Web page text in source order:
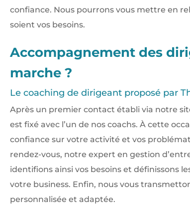
confiance. Nous pourrons vous mettre en
soient vos besoins.
Accompagnement des
marche ?
Le coaching de dirigeant proposé par
Après un premier contact établi via notre
est fixé avec l’un de nos coachs. À cette
confiance sur votre activité et vos
rendez-vous, notre expert en gestion
identifions ainsi vos besoins et définissons
votre business. Enfin, nous vous
personnalisée et adaptée.